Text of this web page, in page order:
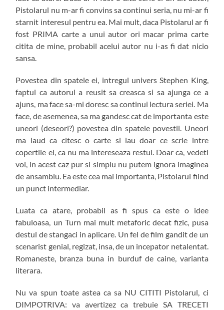
Pistolarul nu m-ar fi convins sa continui seria, nu mi-ar fi
starnit interesul pentru ea. Mai mult, daca Pistolarul ar fi
fost PRIMA carte a unui autor ori macar prima carte
citita de mine, probabil acelui autor nu i-as fi dat nicio
sansa.
Povestea din spatele ei, intregul univers Stephen King,
faptul ca autorul a reusit sa creasca si sa ajunga ce a
ajuns, ma face sa-mi doresc sa continui lectura seriei. Ma
face, de asemenea, sa ma gandesc cat de importanta este
uneori (deseori?) povestea din spatele povestii. Uneori
ma laud ca citesc o carte si iau doar ce scrie intre
copertile ei, ca nu ma intereseaza restul. Doar ca, vedeti
voi, in acest caz pur si simplu nu putem ignora imaginea
de ansamblu. Ea este cea mai importanta, Pistolarul fiind
un punct intermediar.
Luata ca atare, probabil as fi spus ca este o idee
fabuloasa, un Turn mai mult metaforic decat fizic, pusa
destul de stangaci in aplicare. Un fel de film gandit de un
scenarist genial, regizat, insa, de un incepator netalentat.
Romaneste, branza buna in burduf de caine, varianta
literara.
Nu va spun toate astea ca sa NU CITITI Pistolarul, ci
DIMPOTRIVA: va avertizez ca trebuie SA TRECETI